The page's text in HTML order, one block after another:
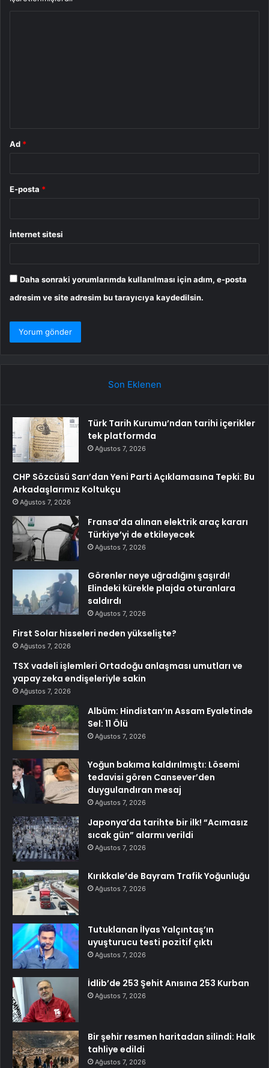
Ad *
E-posta *
İnternet sitesi
Daha sonraki yorumlarımda kullanılması için adım, e-posta
adresim ve site adresim bu tarayıcıya kaydedilsin.
Son Eklenen
Türk Tarih Kurumu’ndan tarihi içerikler
tek platformda
Ağustos 7, 2026
CHP Sözcüsü Sarı’dan Yeni Parti Açıklamasına Tepki: Bu
Arkadaşlarımız Koltukçu
Ağustos 7, 2026
Fransa’da alınan elektrik araç kararı
Türkiye’yi de etkileyecek
Ağustos 7, 2026
Görenler neye uğradığını şaşırdı!
Elindeki kürekle plajda oturanlara
saldırdı
Ağustos 7, 2026
First Solar hisseleri neden yükselişte?
Ağustos 7, 2026
TSX vadeli işlemleri Ortadoğu anlaşması umutları ve
yapay zeka endişeleriyle sakin
Ağustos 7, 2026
Albüm: Hindistan’ın Assam Eyaletinde
Sel: 11 Ölü
Ağustos 7, 2026
Yoğun bakıma kaldırılmıştı: Lösemi
tedavisi gören Cansever’den
duygulandıran mesaj
Ağustos 7, 2026
Japonya’da tarihte bir ilk! “Acımasız
sıcak gün” alarmı verildi
Ağustos 7, 2026
Kırıkkale’de Bayram Trafik Yoğunluğu
Ağustos 7, 2026
Tutuklanan İlyas Yalçıntaş’ın
uyuşturucu testi pozitif çıktı
Ağustos 7, 2026
İdlib’de 253 Şehit Anısına 253 Kurban
Ağustos 7, 2026
Bir şehir resmen haritadan silindi: Halk
tahliye edildi
Ağustos 7, 2026